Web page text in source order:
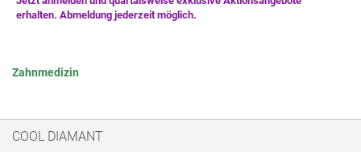
Zahnmedizin
COOL DIAMANT